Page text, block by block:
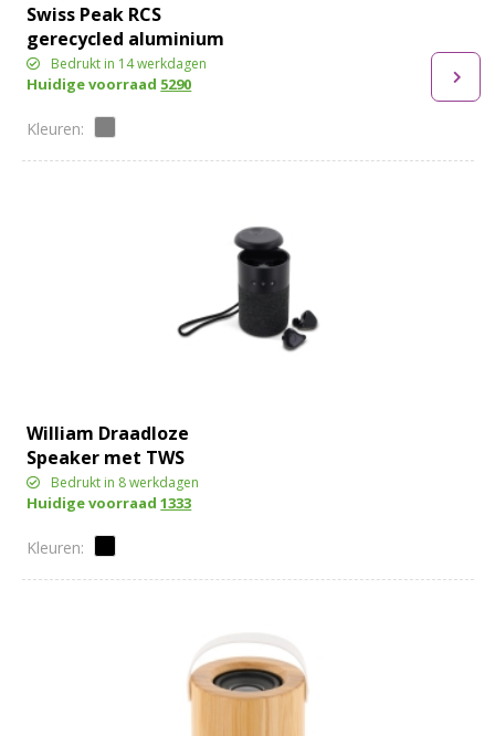
Swiss Peak RCS
gerecycled aluminium
3W bass speaker
Bedrukt in 14 werkdagen
Huidige voorraad 5290
William Draadloze
Speaker met TWS
oordopjes
Bedrukt in 8 werkdagen
Huidige voorraad1333